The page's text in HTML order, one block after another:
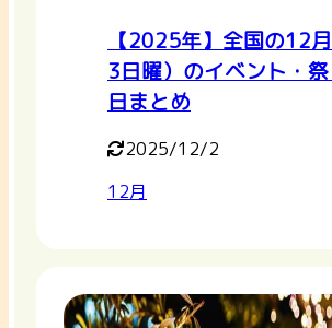
【2025年】全国の12
3日曜）のイベント・
日まとめ
2025/12/2
12月